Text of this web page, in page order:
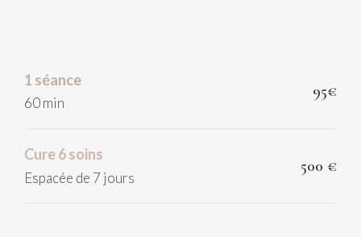
1 séance
60 min
95€
Cure 6 soins
Espacée de 7 jours
500 €